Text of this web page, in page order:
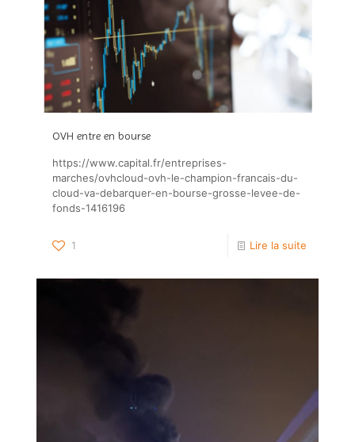
OVH entre en bourse
https://www.capital.fr/entreprises-
marches/ovhcloud-ovh-le-champion-francais-du-
cloud-va-debarquer-en-bourse-grosse-levee-de-
fonds-1416196
1 Lire la suite